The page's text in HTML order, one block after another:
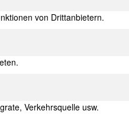
von Drittanbietern.
Verkehrsquelle usw.